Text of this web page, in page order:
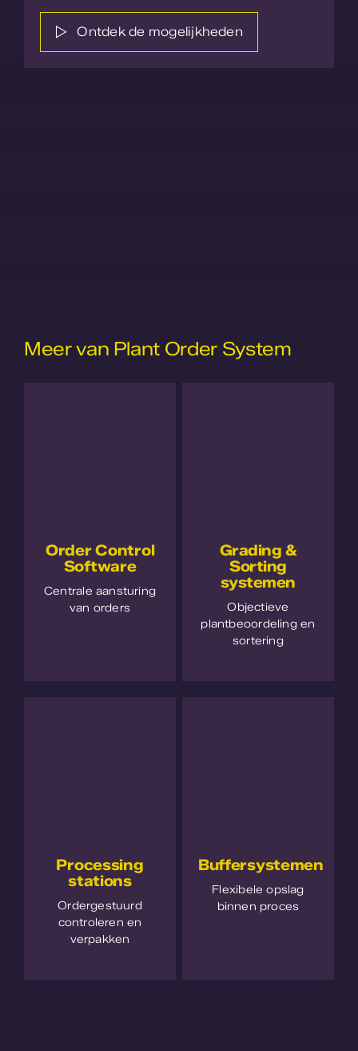
Ontdek de mogelijkheden
Meer van Plant Order System
Order Control
Software
Centrale aansturing
van orders
Grading &
Sorting
systemen
Objectieve
plantbeoordeling en
sortering
Processing
stations
Ordergestuurd
controleren en
verpakken
Buffersystemen
Flexibele opslag
binnen proces